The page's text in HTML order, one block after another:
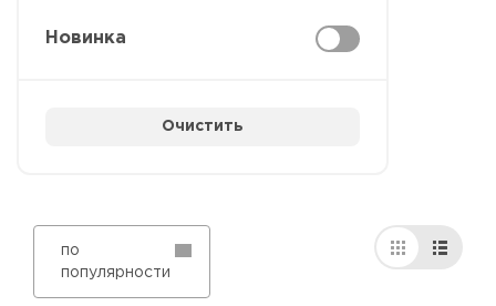
Новинка
Очистить
по
популярности